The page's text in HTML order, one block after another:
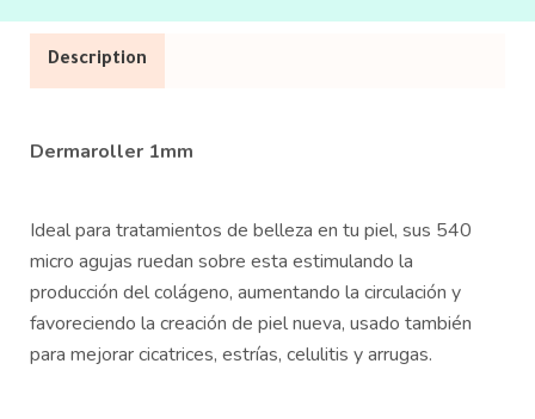
Description
Dermaroller 1mm
Ideal para tratamientos de belleza en tu piel, sus 540
micro agujas ruedan sobre esta estimulando la
producción del colágeno, aumentando la circulación y
favoreciendo la creación de piel nueva, usado también
para mejorar cicatrices, estrías, celulitis y arrugas.